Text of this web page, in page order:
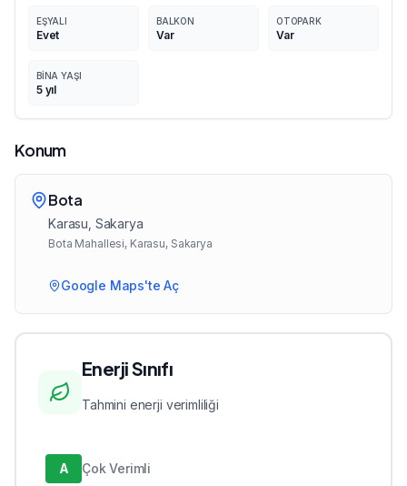
EŞYALI
Evet
BALKON
Var
OTOPARK
Var
BINA YAŞI
5yıl
Konum
Bota
Karasu , Sakarya
Bota Mahallesi, Karasu, Sakarya
Google Maps'te Aç
Enerji Sınıfı
Tahmini enerji verimliliği
A Çok Verimli